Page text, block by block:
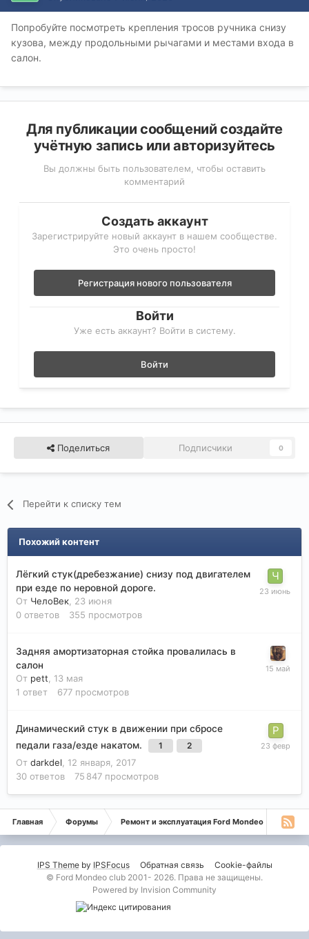
Попробуйте посмотреть крепления тросов ручника снизу
кузова, между продольными рычагами и местами входа в
салон.
Для публикации сообщений создайте
учётную запись или авторизуйтесь
Вы должны быть пользователем, чтобы оставить
комментарий
Создать аккаунт
Зарегистрируйте новый аккаунт в нашем сообществе.
Это очень просто!
Регистрация нового пользователя
Войти
Уже есть аккаунт? Войти в систему.
Войти
Поделиться Подписчики 0
Перейти к списку тем
Похожий контент
Лёгкий стук(дребезжание) снизу под двигателем
при езде по неровной дороге.
От ЧелоВек, 23 июня
0 ответов 355 просмотров
Задняя амортизаторная стойка провалилась в
салон
От pett, 13 мая
1 ответ 677 просмотров
Динамический стук в движении при сбросе
педали газа/езде накатом.
1 2
От darkdel, 12 января, 2017
30 ответов 75 847 просмотров
Главная Форумы Ремонт и эксплуатация Ford Mondeo
IPS Themeby IPSFocus Обратная связь
Cookie-файлы
© Ford Mondeo club 2001- 2026. Права не защищены.
Powered by Invision Community